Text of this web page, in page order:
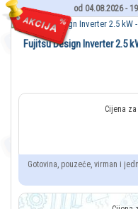
od 04.08.2026 -
Fujitsu Design Inverter 2.5
Gotovina, pouzeće, virman i